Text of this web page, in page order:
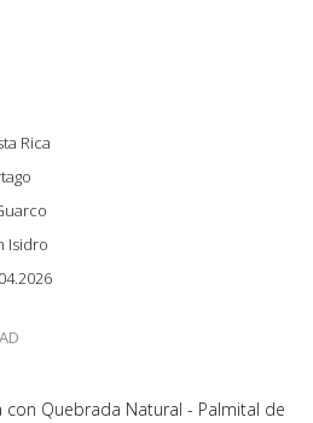
Rica
Isidro
con Quebrada Natural - Palmital de